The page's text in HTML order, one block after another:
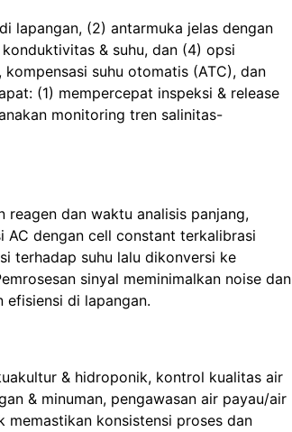
lapangan, (2) antarmuka jelas dengan
& suhu, dan (4) opsi
suhu otomatis (ATC), dan
(1) mempercepat inspeksi & release
monitoring tren salinitas-
dan waktu analisis panjang,
AC dengan cell constant terkalibrasi
terhadap suhu lalu dikonversi ke
sinyal meminimalkan noise dan
di lapangan.
& hidroponik, kontrol kualitas air
& minuman, pengawasan air payau/air
konsistensi proses dan